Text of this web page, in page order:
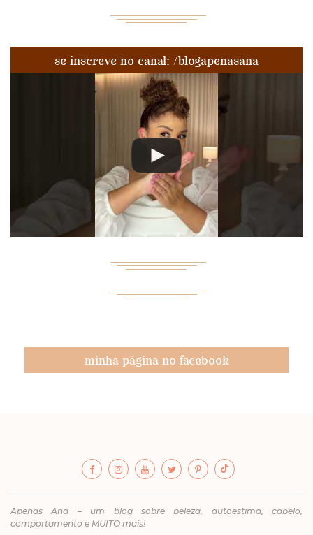
se inscreve no canal: /blogapenasana
minha página no facebook
Apenas Ana – um blog sobre beleza, autoestima, cabelo,
comportamento e MUITO mais!